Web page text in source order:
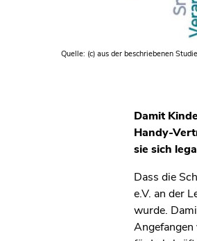
Quelle: (c) aus der beschriebenen
Damit
Handy-
sie sich
Dass die
e.V. an der
wurde.